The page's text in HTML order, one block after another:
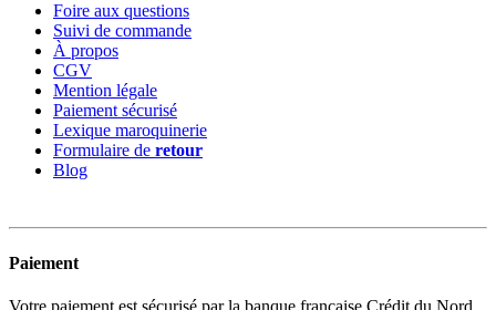
Foire aux questions
Suivi de commande
À propos
CGV
Mention légale
Paiement sécurisé
Lexique maroquinerie
Formulaire de retour
Blog
Paiement
Votre paiement est sécurisé par la banque française Crédit du Nord